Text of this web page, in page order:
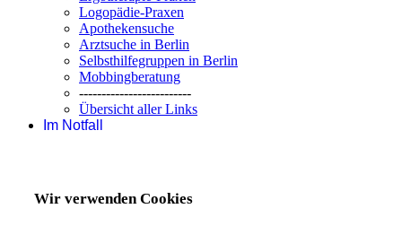
Logopädie-Praxen
Apothekensuche
Arztsuche in Berlin
Selbsthilfegruppen in Berlin
Mobbingberatung
-------------------------
Übersicht aller Links
Im Notfall
Wir verwenden Cookies